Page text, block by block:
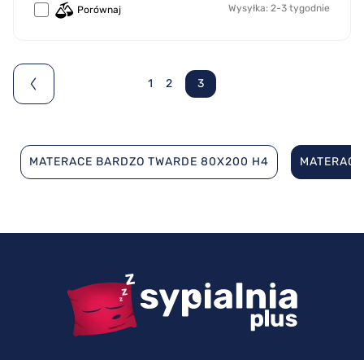
Porównaj Wysyłka: 2-3 tygodnie
1 2 3
MATERACE BARDZO TWARDE 80X200 H4